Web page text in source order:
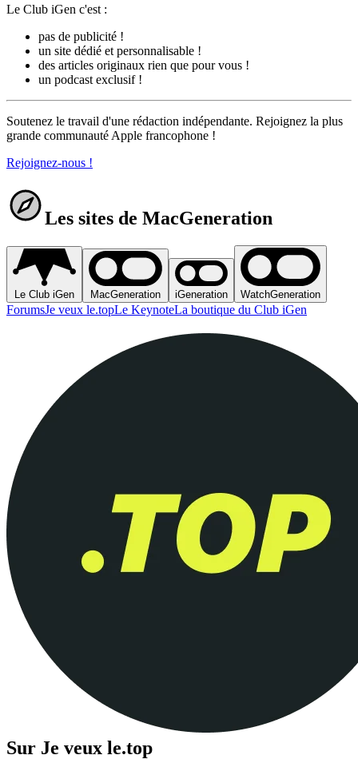
Le Club iGen c'est :
pas de publicité !
un site dédié et personnalisable !
des articles originaux rien que pour vous !
un podcast exclusif !
Soutenez le travail d'une rédaction indépendante. Rejoignez la plus
grande communauté Apple francophone !
Rejoignez-nous !
Les sites de MacGeneration
Le Club iGen MacGeneration iGeneration WatchGeneration
ForumsJe veux le.topLe KeynoteLa boutique du Club iGen
Sur Je veux le.top